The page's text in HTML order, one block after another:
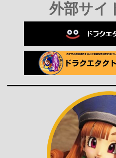
外部サイ